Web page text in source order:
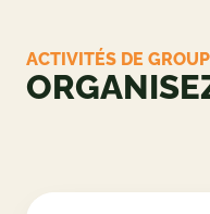
ACTIVITÉS DE
CHAQUE OCCASION